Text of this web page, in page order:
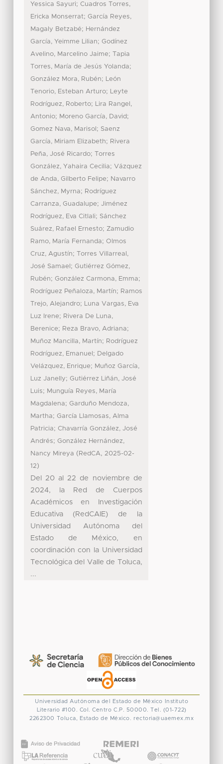
Yessica Sayuri; Cuadros Torres,
Ericka Monserrat; García Reyes,
Magaly Betzabé; Hernández
García, Yeimme Lilian; Godínez
Avelino, Marcelino Jaime;
Tapia
Torres, María de Jesús Yolanda;
González Mora, Rubén; León
Tenorio, Esteban Arturo; Leyte
Rodríguez, Roberto; Lira Rangel,
Antonio; Moreno García, David;
Gomez Nava, Marisol ; Saenz
García, Miriam Elizabeth; Rivera
Peña, José Ricardo;
Torres
González, Yahaira Cecilia; Vázquez
de Anda, Gilberto Felipe; Navarro
Sánchez, Myrna; Rodríguez
Carranza, Guadalupe; Jiménez
Rodríguez, Eva Citlali; Sánchez
Suárez, Rafael Ernesto; Zamudio
Ramo, María Fernanda; Olmos
Cruz, Agustín;
Torres Villarreal,
José Samael ; Gutiérrez Gómez,
Rubén; González Carmona, Emma;
Rodríguez Peñaloza, Martín; Ramos
Trejo, Alejandro; Luna Vargas, Eva
Luz Irene; Rivera De Luna,
Berenice; Reza Bravo, Adriana;
Muñoz Mancilla, Martín; Rodríguez
Rodríguez, Emanuel ; Delgado
Velázquez, Enrique; Muñoz García,
Luz Janelly; Gutiérrez Liñán, José
Luis; Munguía Reyes, María
Magdalena; Garduño Mendoza,
Martha; García Llamosas, Alma
Patricia; Chavarría González, José
Andrés; González Hernández,
Nancy Mireya ( RedCA, 2025-02-
12)
Del 20 al 22 de noviembre de
2024, la Red de Cuerpos
Académicos en Investigación
Educativa (RedCAIE) de la
Universidad Autónoma del
Estado de México, en
coordinación con la Universidad
Tecnológica del Valle de Toluca,
...
Universidad Autónoma del Estado de México
Instituto
Literario #100. Col. Centro C.P. 50000. Tel. (01-722)
2262300 Toluca, Estado de México. rectoria@uaemex.mx